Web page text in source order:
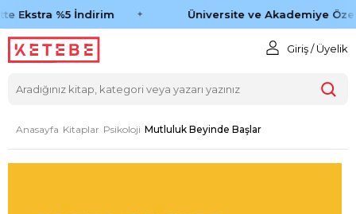
Ekstra %5 İndirim Üniversite ve Akademiye
Giriş / Üyelik
Anasayfa Kitaplar Psikoloji Mutluluk Beyinde Başlar